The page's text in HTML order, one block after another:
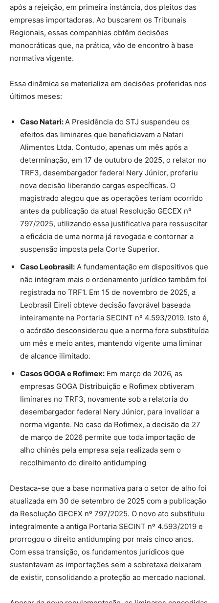
após a rejeição, em primeira instância, dos pleitos das
empresas importadoras. Ao buscarem os Tribunais
Regionais, essas companhias obtêm decisões
monocráticas que, na prática, vão de encontro à base
normativa vigente.
Essa dinâmica se materializa em decisões proferidas nos
últimos meses:
Caso Natari:A Presidência do STJ suspendeu os
efeitos das liminares que beneficiavam a Natari
Alimentos Ltda. Contudo, apenas um mês após a
determinação, em 17 de outubro de 2025, o relator no
TRF3, desembargador federal Nery Júnior, proferiu
nova decisão liberando cargas específicas. O
magistrado alegou que as operações teriam ocorrido
antes da publicação da atual Resolução GECEX nº
797/2025, utilizando essa justificativa para ressuscitar
a eficácia de uma norma já revogada e contornar a
suspensão imposta pela Corte Superior.
Caso Leobrasil: A fundamentação em dispositivos que
não integram mais o ordenamento jurídico também foi
registrada no TRF1. Em 15 de novembro de 2025, a
Leobrasil Eireli obteve decisão favorável baseada
inteiramente na Portaria SECINT nº 4.593/2019. Isto é,
o acórdão desconsiderou que a norma fora substituída
um mês e meio antes, mantendo vigente uma liminar
de alcance ilimitado.
Casos GOGA e Rofimex: Em março de 2026, as
empresas GOGA Distribuição e Rofimex obtiveram
liminares no TRF3, novamente sob a relatoria do
desembargador federal Nery Júnior, para invalidar a
norma vigente. No caso da Rofimex, a decisão de 27
de março de 2026 permite que toda importação de
alho chinês pela empresa seja realizada sem o
recolhimento do direito antidumping
Destaca-se que a base normativa para o setor de alho foi
atualizada em 30 de setembro de 2025 com a publicação
da Resolução GECEX nº 797/2025. O novo ato substituiu
integralmente a antiga Portaria SECINT nº 4.593/2019 e
prorrogou o direito antidumping por mais cinco anos.
Com essa transição, os fundamentos jurídicos que
sustentavam as importações sem a sobretaxa deixaram
de existir, consolidando a proteção ao mercado nacional.